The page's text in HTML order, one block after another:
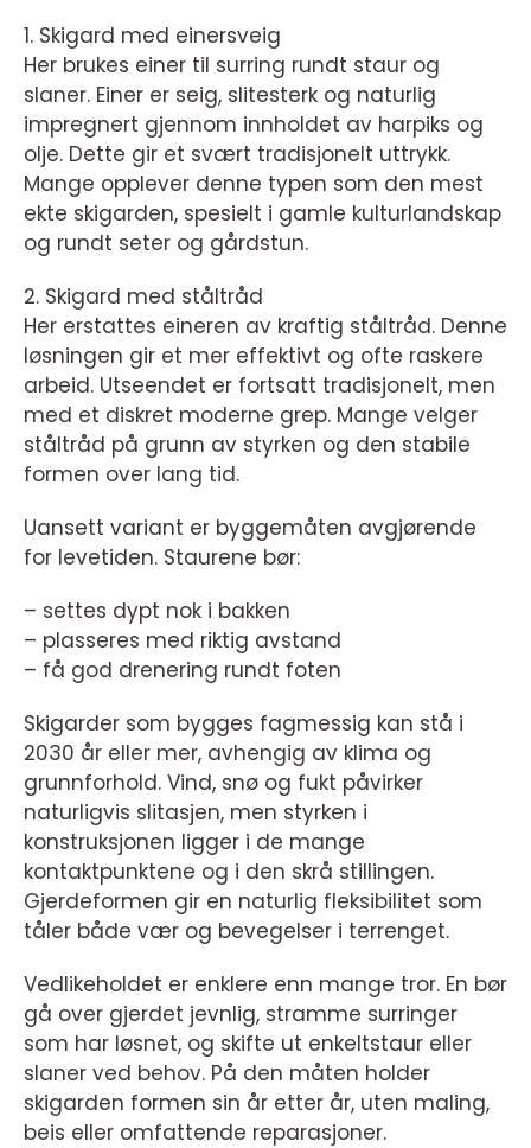
1. Skigard med einersveig
Her brukes einer til surring rundt staur og
slaner. Einer er seig, slitesterk og naturlig
impregnert gjennom innholdet av harpiks og
olje. Dette gir et svært tradisjonelt uttrykk.
Mange opplever denne typen som den mest
ekte skigarden, spesielt i gamle kulturlandskap
og rundt seter og gårdstun.
2. Skigard med ståltråd
Her erstattes eineren av kraftig ståltråd. Denne
løsningen gir et mer effektivt og ofte raskere
arbeid. Utseendet er fortsatt tradisjonelt, men
med et diskret moderne grep. Mange velger
ståltråd på grunn av styrken og den stabile
formen over lang tid.
Uansett variant er byggemåten avgjørende
for levetiden. Staurene bør:
– settes dypt nok i bakken
– plasseres med riktig avstand
– få god drenering rundt foten
Skigarder som bygges fagmessig kan stå i
2030 år eller mer, avhengig av klima og
grunnforhold. Vind, snø og fukt påvirker
naturligvis slitasjen, men styrken i
konstruksjonen ligger i de mange
kontaktpunktene og i den skrå stillingen.
Gjerdeformen gir en naturlig fleksibilitet som
tåler både vær og bevegelser i terrenget.
Vedlikeholdet er enklere enn mange tror. En bør
gå over gjerdet jevnlig, stramme surringer
som har løsnet, og skifte ut enkeltstaur eller
slaner ved behov. På den måten holder
skigarden formen sin år etter år, uten maling,
beis eller omfattende reparasjoner.